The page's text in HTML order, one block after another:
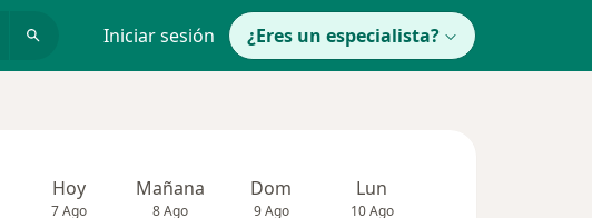
Iniciar sesión ¿Eres un especialista?
Hoy
7 Ago
Mañana
8 Ago
Dom
9 Ago
Lun
10 Ago